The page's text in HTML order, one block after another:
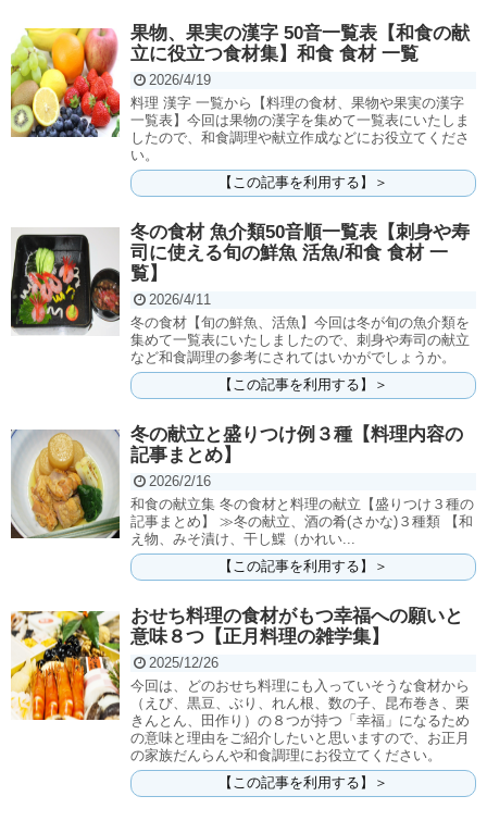
果物、果実の漢字 50音一覧表【和食の献
立に役立つ食材集】和食 食材 一覧
2026/4/19
料理 漢字 一覧から【料理の食材、果物や果実の漢字
一覧表】今回は果物の漢字を集めて一覧表にいたしま
したので、和食調理や献立作成などにお役立てくださ
い。
【この記事を利用する】＞
冬の食材 魚介類50音順一覧表【刺身や寿
司に使える旬の鮮魚 活魚/和食 食材 一
覧】
2026/4/11
冬の食材【旬の鮮魚、活魚】今回は冬が旬の魚介類を
集めて一覧表にいたしましたので、刺身や寿司の献立
など和食調理の参考にされてはいかがでしょうか。
【この記事を利用する】＞
冬の献立と盛りつけ例３種【料理内容の
記事まとめ】
2026/2/16
和食の献立集 冬の食材と料理の献立【盛りつけ３種の
記事まとめ】 ≫冬の献立、酒の肴(さかな)３種類 【和
え物、みそ漬け、干し鰈（かれい...
【この記事を利用する】＞
おせち料理の食材がもつ幸福への願いと
意味８つ【正月料理の雑学集】
2025/12/26
今回は、どのおせち料理にも入っていそうな食材から
（えび、黒豆、ぶり、れん根、数の子、昆布巻き、栗
きんとん、田作り）の８つが持つ「幸福」になるため
の意味と理由をご紹介したいと思いますので、お正月
の家族だんらんや和食調理にお役立てください。
【この記事を利用する】＞